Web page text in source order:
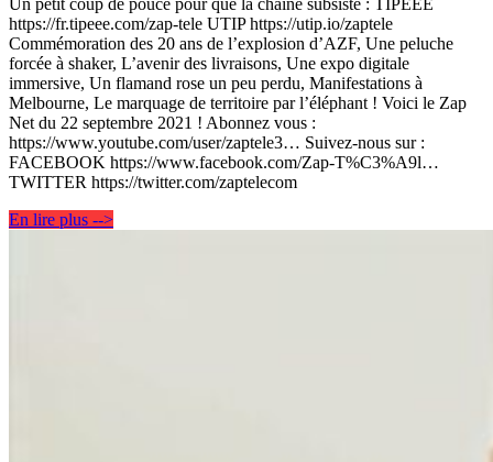
https://fr.tipeee.com/zap-tele UTIP https://utip.io/zaptele
Commémoration des 20 ans de l’explosion d’AZF, Une peluche
forcée à shaker, L’avenir des livraisons, Une expo digitale
immersive, Un flamand rose un peu perdu, Manifestations à
Melbourne, Le marquage de territoire par l’éléphant ! Voici le Zap
Net du 22 septembre 2021 ! Abonnez vous :
https://www.youtube.com/user/zaptele3… Suivez-nous sur :
FACEBOOK https://www.facebook.com/Zap-T%C3%A9l…
TWITTER https://twitter.com/zaptelecom
En lire plus -->